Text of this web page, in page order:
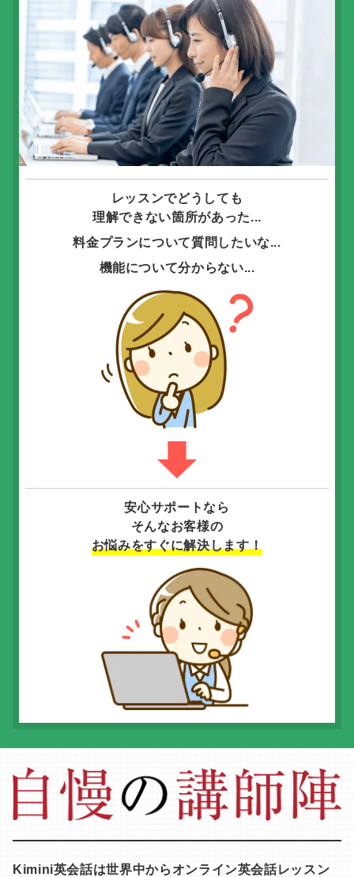
レッスンでどうしても
理解できない箇所があった...
料金プランについて質問したいな...
機能について分からない...
安心サポートなら
そんなお客様の
お悩みをすぐに解決します！
Kimini英会話は世界中からオンライン英会話レッスン